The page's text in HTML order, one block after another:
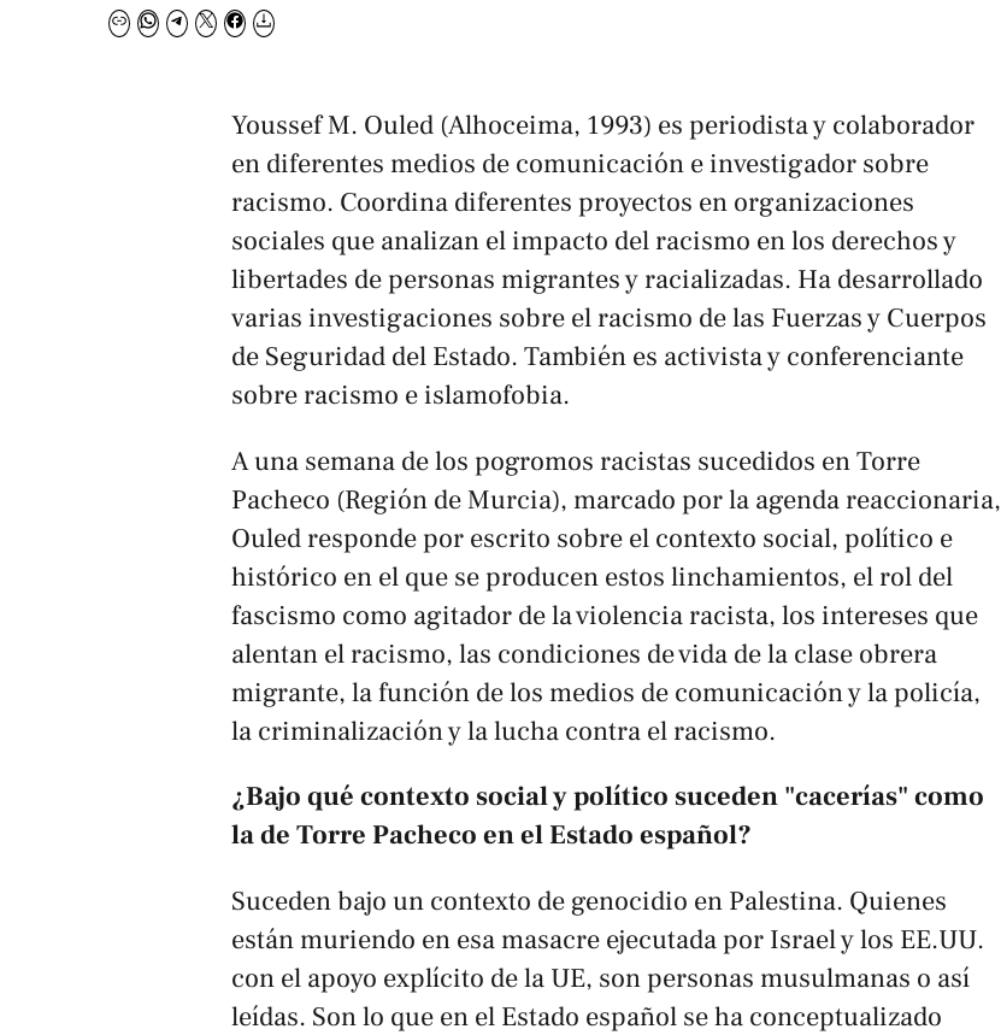
Youssef M. Ouled (Alhoceima, 1993) es periodista y colaborador
en diferentes medios de comunicación e investigador sobre
racismo. Coordina diferentes proyectos en organizaciones
sociales que analizan el impacto del racismo en los derechos y
libertades de personas migrantes y racializadas. Ha desarrollado
varias investigaciones sobre el racismo de las Fuerzas y Cuerpos
de Seguridad del Estado. También es activista y conferenciante
sobre racismo e islamofobia.
A una semana de los pogromos racistas sucedidos en Torre
Pacheco (Región de Murcia), marcado por la agenda reaccionaria,
Ouled responde por escrito sobre el contexto social, político e
histórico en el que se producen estos linchamientos, el rol del
fascismo como agitador de la violencia racista, los intereses que
alentan el racismo, las condiciones de vida de la clase obrera
migrante, la función de los medios de comunicación y la policía,
la criminalización y la lucha contra el racismo.
¿Bajo qué contexto social y político suceden "cacerías" como
la de Torre Pacheco en el Estado español?
Suceden bajo un contexto de genocidio en Palestina. Quienes
están muriendo en esa masacre ejecutada por Israel y los EE.UU.
con el apoyo explícito de la UE, son personas musulmanas o así
leídas. Son lo que en el Estado español se ha conceptualizado